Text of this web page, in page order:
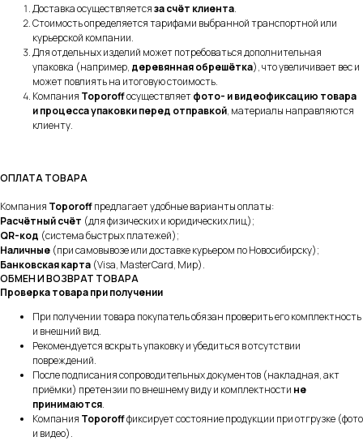
Доставка осуществляетсяза счёт клиента.
Стоимость определяется тарифами выбранной транспортной или
курьерской компании.
Для отдельных изделий может потребоваться дополнительная
упаковка (например, деревянная обрешётка), что увеличивает вес и
может повлиять на итоговую стоимость.
Компания Toporoffосуществляетфото- и видеофиксацию товара
и процесса упаковки перед отправкой, материалы направляются
клиенту.
ОПЛАТА ТОВАРА
Компания Toporoffпредлагает удобные варианты оплаты:
Расчётный счёт (для физических и юридических лиц);
QR-код (система быстрых платежей);
Наличные (при самовывозе или доставке курьером по Новосибирску);
Банковская карта (Visa, MasterCard, Мир).
ОБМЕН И ВОЗВРАТ ТОВАРА
Проверка товара при получении
При получении товара покупатель обязан проверить его комплектность
и внешний вид.
Рекомендуется вскрыть упаковку и убедиться в отсутствии
повреждений.
После подписания сопроводительных документов (накладная, акт
приёмки) претензии по внешнему виду и комплектности не
принимаются.
Компания Toporoffфиксирует состояние продукции при отгрузке (фото
и видео).